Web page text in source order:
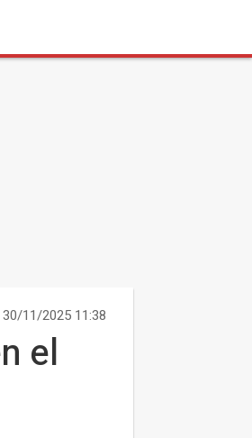
11/2025 11:38
el